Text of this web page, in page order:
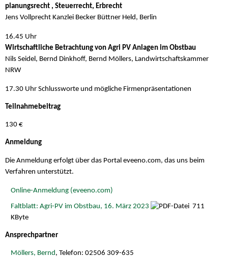
planungsrecht , Steuerrecht, Erbrecht
Jens Vollprecht Kanzlei Becker Büttner Held, Berlin
16.45 Uhr
Wirtschaftliche Betrachtung von Agri PV Anlagen im Obstbau
Nils Seidel, Bernd Dinkhoff, Bernd Möllers, Landwirtschaftskammer
NRW
17.30 Uhr Schlussworte und mögliche Firmenpräsentationen
Teilnahmebeitrag
130 €
Anmeldung
Die Anmeldung erfolgt über das Portal eveeno.com, das uns beim
Verfahren unterstützt.
Online-Anmeldung (eveeno.com)
Faltblatt: Agri-PV im Obstbau, 16. März 2023
711
KByte
Ansprechpartner
Möllers, Bernd, Telefon: 02506 309-635